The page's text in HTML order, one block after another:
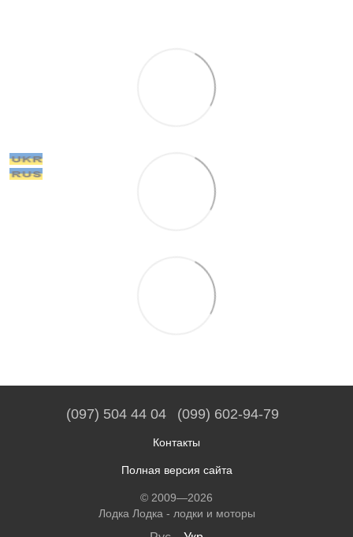
(097) 504 44 04 (099) 602-94-79
Контакты
Полная версия сайта
© 2009—2026
Лодка Лодка - лодки и моторы